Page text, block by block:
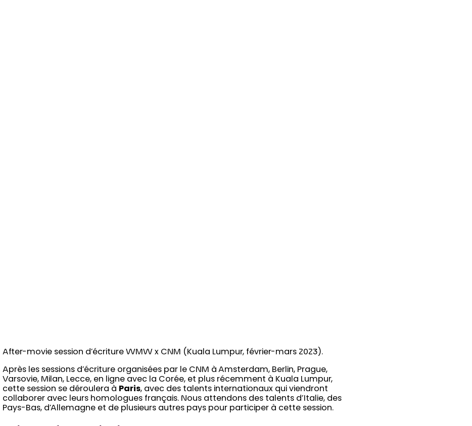
After-movie session d’écriture WMW x CNM (Kuala Lumpur, février-mars 2023).
Après les sessions d’écriture organisées par le CNM à Amsterdam, Berlin, Prague,
Varsovie, Milan, Lecce, en ligne avec la Corée, et plus récemment à Kuala Lumpur,
cette session se déroulera à Paris, avec des talents internationaux qui viendront
collaborer avec leurs homologues français. Nous attendons des talents d’Italie, des
Pays-Bas, d’Allemagne et de plusieurs autres pays pour participer à cette session.